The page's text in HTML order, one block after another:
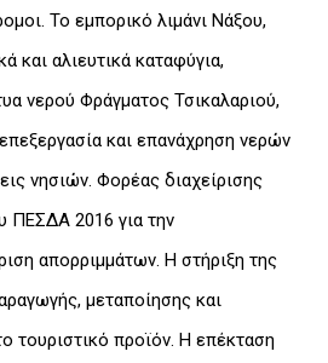
Το εμπορικό λιμάνι Νάξου,
και αλιευτικά καταφύγια,
νερού Φράγματος Τσικαλαριού,
και επανάχρηση νερών
νησιών. Φορέας διαχείρισης
ΠΕΣΔΑ 2016 για την
απορριμμάτων. Η στήριξη της
μεταποίησης και
τουριστικό προϊόν. Η επέκταση